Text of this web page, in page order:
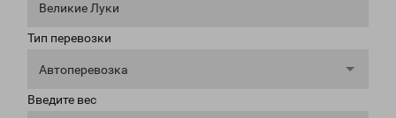
Великие Луки
Тип перевозки
Автоперевозка
Введите вес